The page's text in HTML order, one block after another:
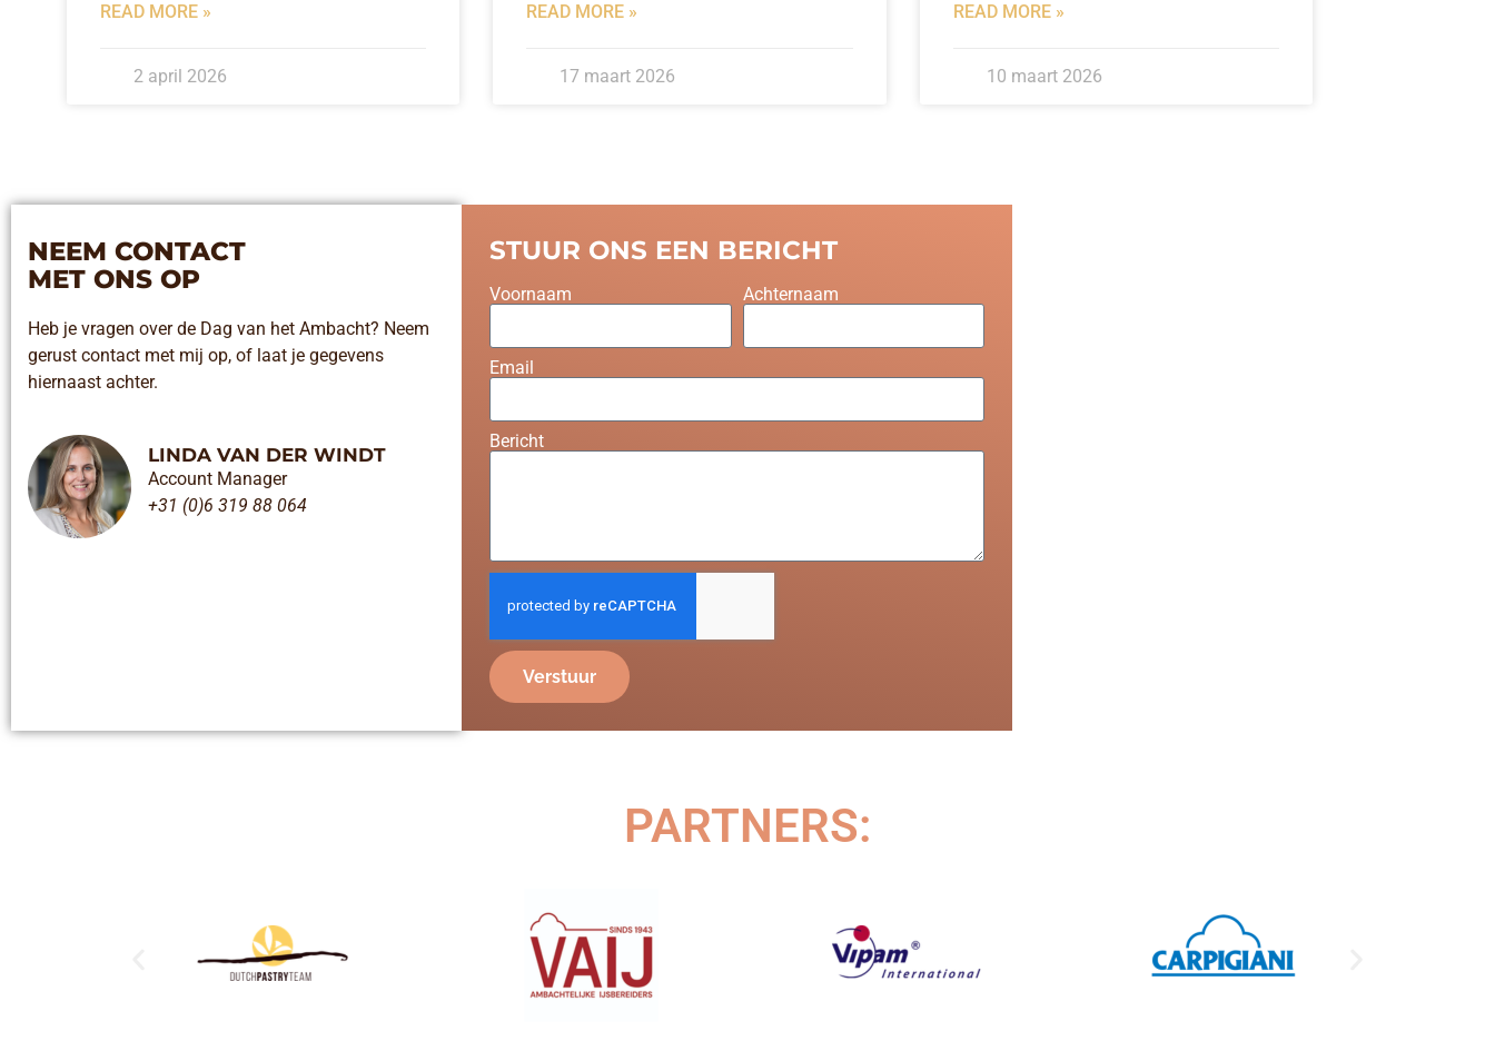
READ MORE »
2 april 2026
READ MORE »
17 maart 2026
READ MORE »
10 maart 2026
NEEM CONTACT
MET ONS OP
Heb je vragen over de Dag van het Ambacht? Neem
gerust contact met mij op, of laat je gegevens
hiernaast achter.
LINDA VAN DER WINDT
Account Manager
+31 (0)6 319 88 064
STUUR ONS EEN BERICHT
Voornaam Achternaam
Email
Bericht
Verstuur
PARTNERS: